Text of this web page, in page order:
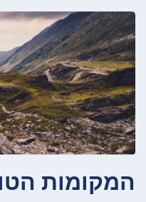
המקומות